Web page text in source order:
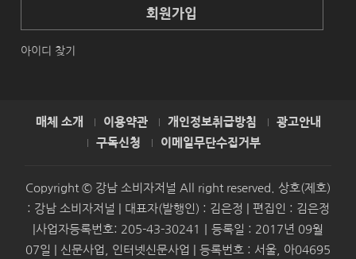
회원가입
아이디 찾기
매체 소개 이용약관 개인정보취급방침
광고안내
구독신청
이메일무단수집거부
Copyright © 강남 소비자저널 All right reserved. 상호(제호)
: 강남 소비자저널 | 대표자(발행인) : 김은정 | 편집인 : 김은정
|사업자등록번호: 205-43-30241｜등록일 : 2017년 09월
07일 | 신문사업, 인터넷신문사업 | 등록번호 : 서울, 아04695